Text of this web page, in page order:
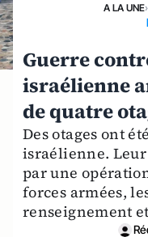
A LA UNE›
Guerre
israélienne
de quatre
Des otages ont
israélienne.
par une
forces armées,
renseignement